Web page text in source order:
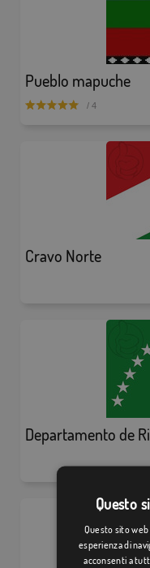
Pueblo mapuche
/ 4
Cravo Norte
Departamento de
Questo
Questo sito
esperienza di
acconsenti a